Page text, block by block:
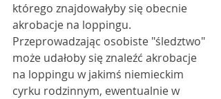
którego znajdowałyby się obecnie
akrobacje na loppingu.
Przeprowadzając osobiste "śledztwo"
może udałoby się znaleźć akrobacje
na loppingu w jakimś niemieckim
cyrku rodzinnym, ewentualnie w